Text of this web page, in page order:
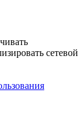
сетевой